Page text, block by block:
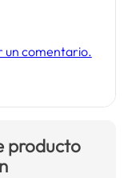
un comentario.
producto